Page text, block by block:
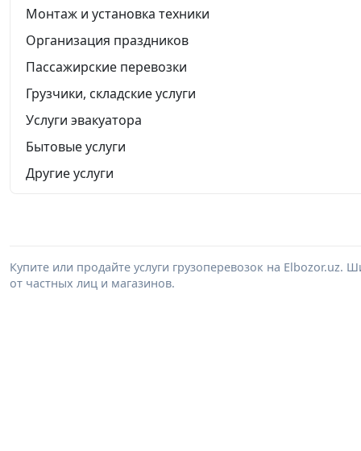
Монтаж и установка техники
Организация праздников
Пассажирские перевозки
Грузчики, складские услуги
Услуги эвакуатора
Бытовые услуги
Другие услуги
Купите или продайте услуги грузоперевозок на
от частных лиц и магазинов.